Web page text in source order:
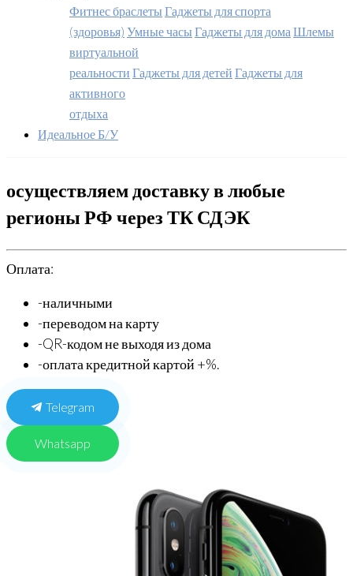
Фитнес браслеты Гаджеты для спорта
(здоровья) Умные часы Гаджеты для дома Шлемы
виртуальной
реальности Гаджеты для детей Гаджеты для
активного
отдыха
Идеальное Б/У
осуществляем доставку в любые
регионы РФ через ТК СДЭК
Оплата:
-наличными
-переводом на карту
-QR-кодом не выходя из дома
-оплата кредитной картой +%.
Telegram
Whatsapp